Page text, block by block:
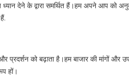
देने के द्वारा समर्थित हैं।हम अपने आप को
को बढ़ाता है।हम बाजार की मांगों और
हों।